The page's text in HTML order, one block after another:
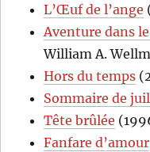
L’Œuf de l’ange
Aventure dans
William A.
Hors du temps
Sommaire de
Tête brûlée
Fanfare d’amour